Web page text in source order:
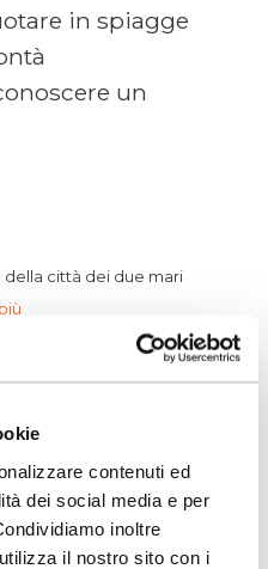
contenuti ed
dei social media e per
inoltre
il nostro sito con i
in spiagge
un
della città dei due mari
tra mare e montagna,
averli entrambi?